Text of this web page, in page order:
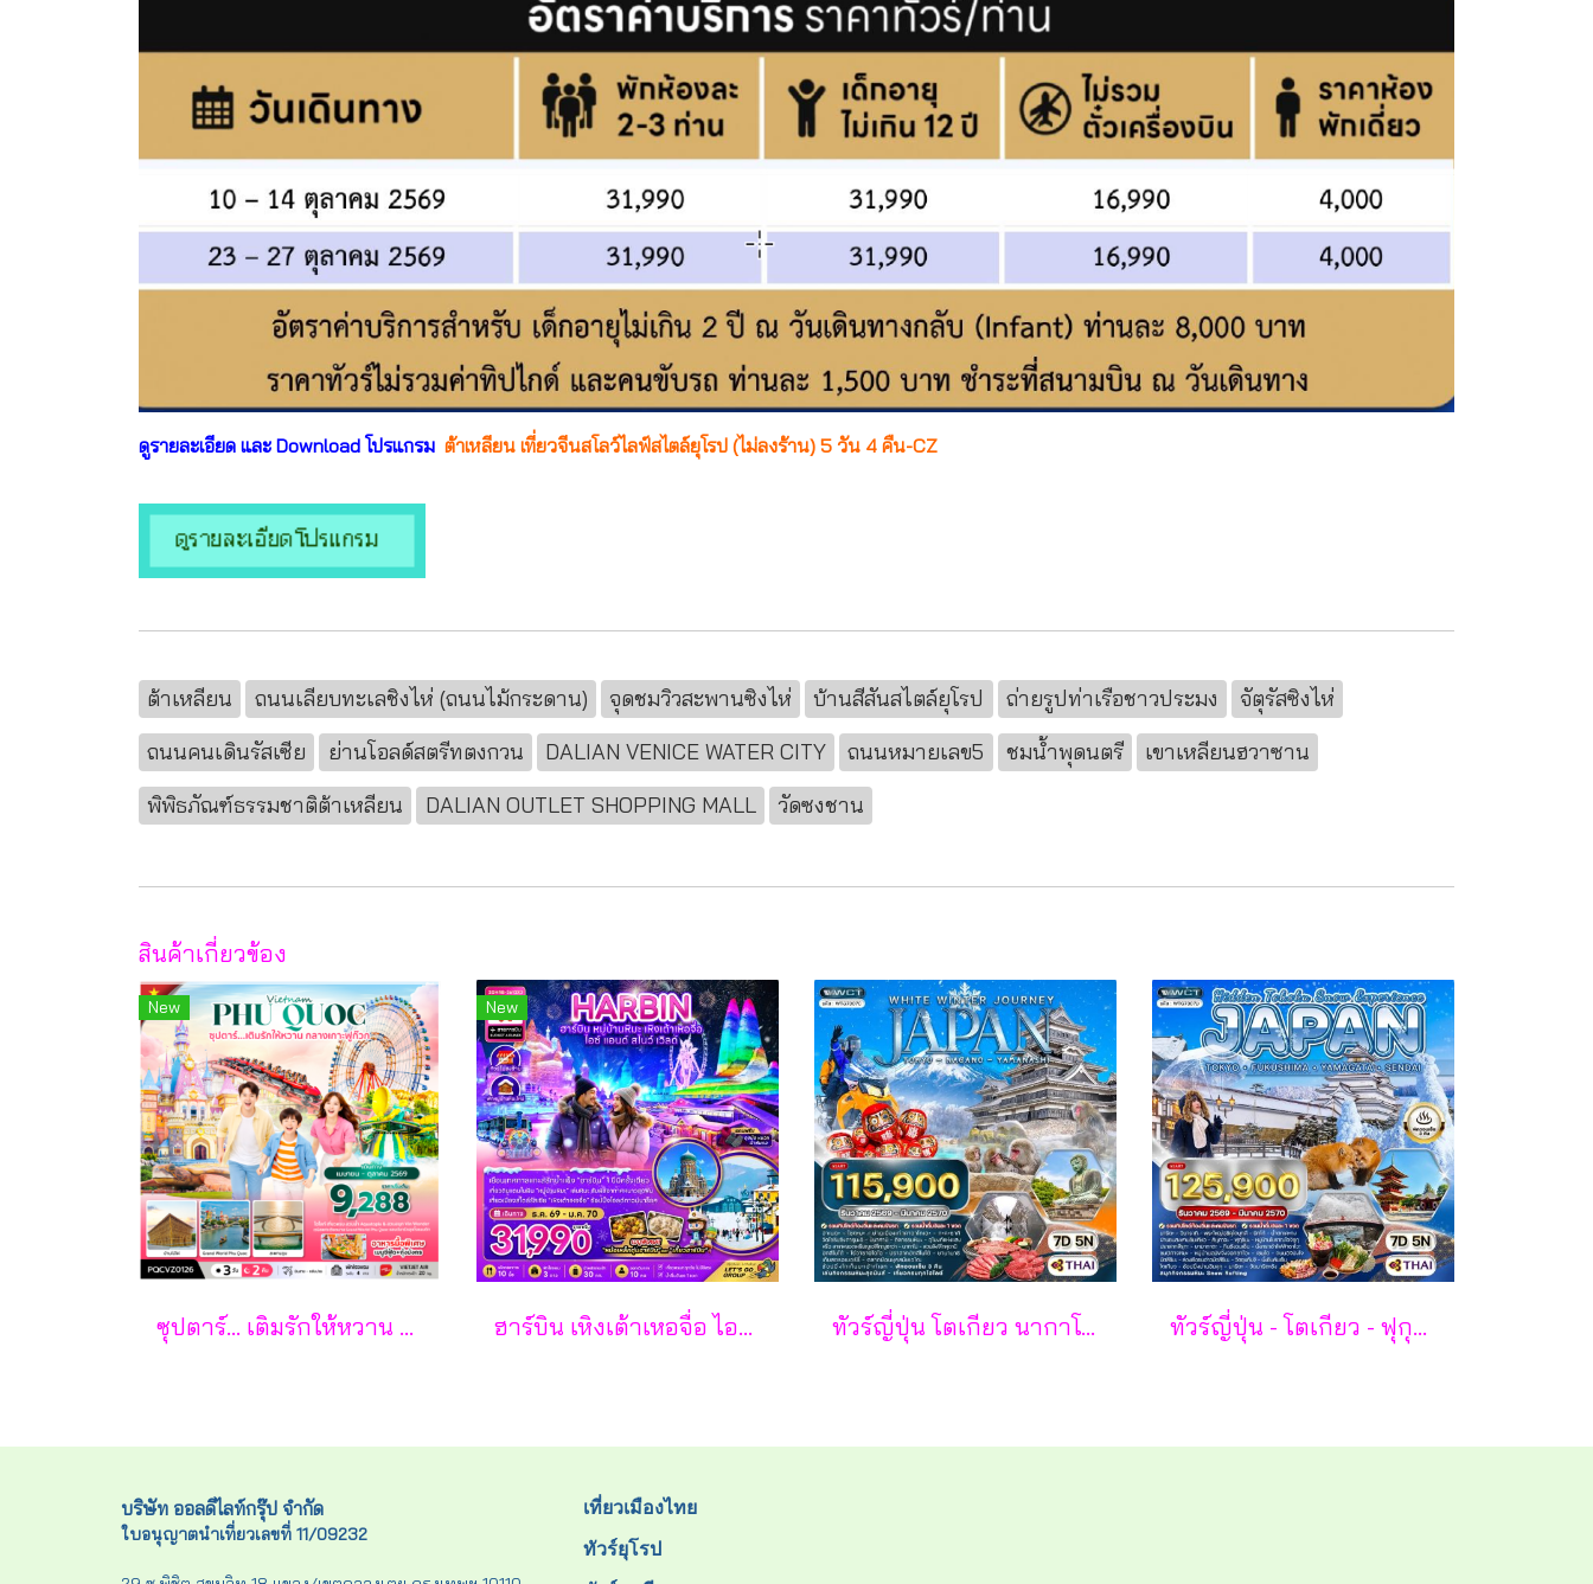
ดูรายละเอียด และ Download โปรแกรม ต้าเหลียน เที่ยวจีนสโลว์ไลฟ์สไตล์ยุโรป (ไม่ลงร้าน) 5 วัน 4 คืน-CZ
ต้าเหลียน ถนนเลียบทะเลชิงไห่ (ถนนไม้กระดาน) จุดชมวิวสะพานซิงไห่ บ้านสีสันสไตล์ยุโรป ถ่ายรูปท่าเรือชาวประมง
จัตุรัสซิงไห่
ถนนคนเดินรัสเซีย
ย่านโอลด์สตรีทตงกวน DALIAN VENICE WATER CITY ถนนหมายเลข5 ชมน้ำพุดนตรี
เขาเหลียนฮวาซาน
พิพิธภัณฑ์ธรรมชาติต้าเหลียน
DALIAN OUTLET SHOPPING MALL วัดซงชาน
สินค้าเกี่ยวข้อง
New
ซุปตาร์... เติมรักให้หวาน กลางเกาะฟูก๊วก 3 วัน 2 คืน - VZ
New
ฮาร์บิน เหิงเต้าเหอจื่อ ไอซ์ แอนด์ สโนว์ เวิล์ด 7 วัน 5 คืน-XJ ทัวร์ญี่ปุ่น โตเกียว นากาโน่ ยามานาชิ 7 วัน - TG ทัวร์ญี่ปุ่น - โตเกียว - ฟุกุชิมะ - ยามากะตะ - เซนได 7 วัน - TG
บริษัท ออลดีไลท์กรุ๊ป จำกัด
ใบอนุญาตนำเที่ยวเลขที่ 11/09232
เที่ยวเมืองไทย
ทัวร์ยุโรป